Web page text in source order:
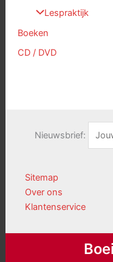
Lespraktijk
Boeken
CD / DVD
Nieuwsbrief:
Sitemap
Over ons
Klantenservice